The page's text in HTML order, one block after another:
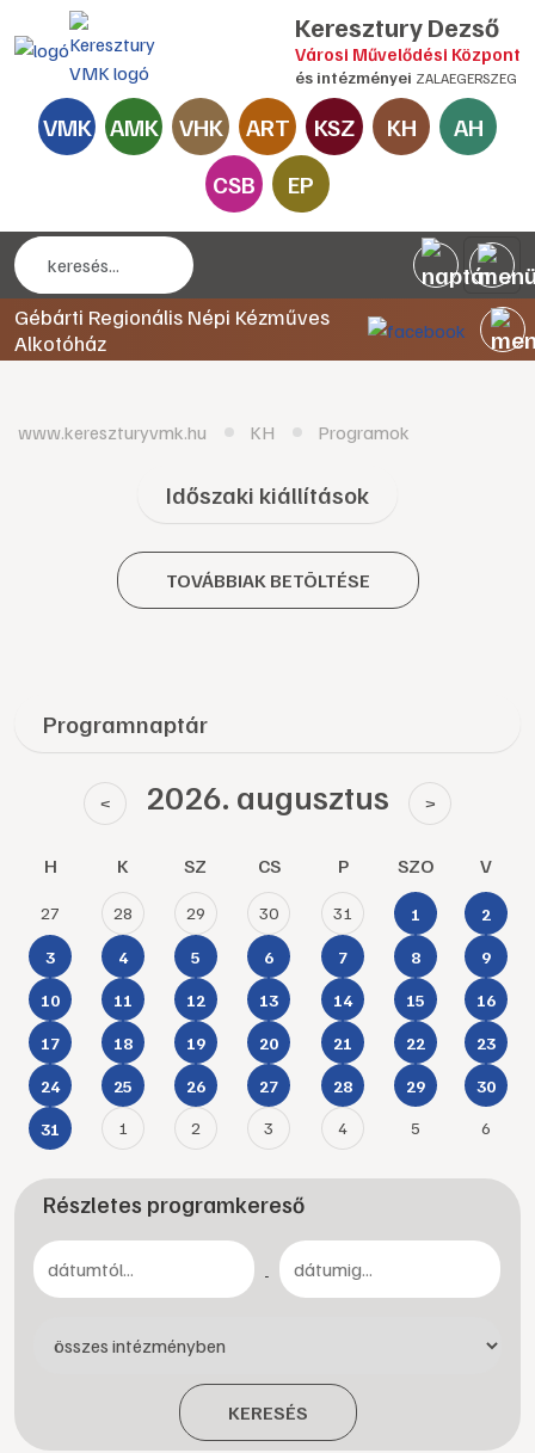
Keresztury Dezső
Városi Művelődési Központ
és intézményei ZALAEGERSZEG
VMK AMK VHK ART KSZ KH
AH
CSB
EP
Gébárti Regionális Népi Kézműves
Alkotóház
www.kereszturyvmk.hu KH Programok
Időszaki kiállítások
TOVÁBBIAK BETÖLTÉSE
Programnaptár
< 2026. augusztus >
H K SZ CS P SZO V
27 28 29 30 31 1 2
3 4 5 6 7 8 9
10 11 12 13 14 15 16
17 18 19 20 21 22 23
24 25 26 27 28 29 30
31 1 2 3 4 5 6
Részletes programkereső
-
KERESÉS